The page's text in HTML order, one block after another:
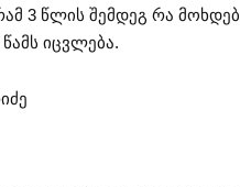
3 წლის შემდეგ რა
იცვლება.